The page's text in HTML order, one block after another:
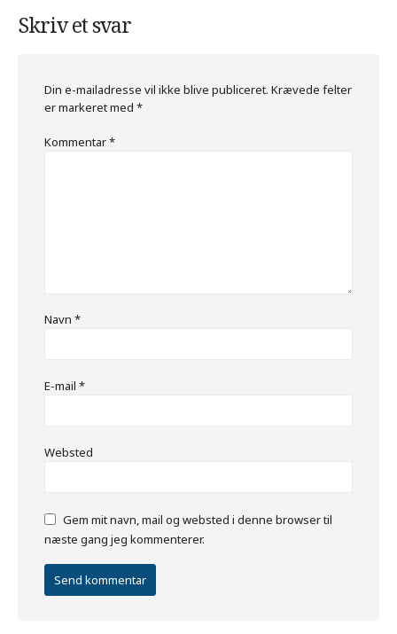
Skriv et svar
Din e-mailadresse vil ikke blive publiceret. Krævede felter
er markeret med *
Kommentar*
Navn *
E-mail *
Websted
Gem mit navn, mail og websted i denne browser til
næste gang jeg kommenterer.